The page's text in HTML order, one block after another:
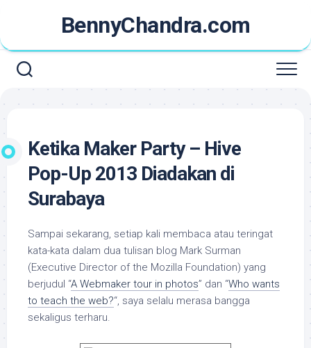
content
BennyChandra.com
Ketika Maker Party – Hive
Pop-Up 2013 Diadakan di
Surabaya
Sampai sekarang, setiap kali membaca atau teringat
kata-kata dalam dua tulisan blog Mark Surman
(Executive Director of the Mozilla Foundation) yang
berjudul “A Webmaker tour in photos” dan “Who wants
to teach the web?“, saya selalu merasa bangga
sekaligus terharu.